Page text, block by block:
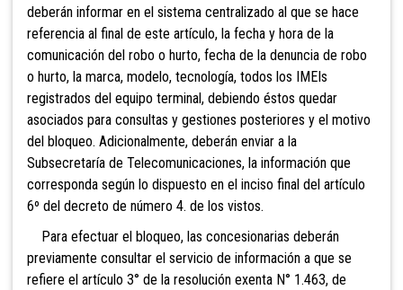
deberán informar en el sistema centralizado al que se hace
referencia al final de este artículo, la fecha y hora de la
comunicación del robo o hurto, fecha de la denuncia de robo
o hurto, la marca, modelo, tecnología, todos los IMEIs
registrados del equipo terminal, debiendo éstos quedar
asociados para consultas y gestiones posteriores y el motivo
del bloqueo. Adicionalmente, deberán enviar a la
Subsecretaría de Telecomunicaciones, la información que
corresponda según lo dispuesto en el inciso final del artículo
6º del decreto de número 4. de los vistos.
Para efectuar el bloqueo, las concesionarias deberán
previamente consultar el servicio de información a que se
refiere el artículo 3° de la resolución exenta N° 1.463, de